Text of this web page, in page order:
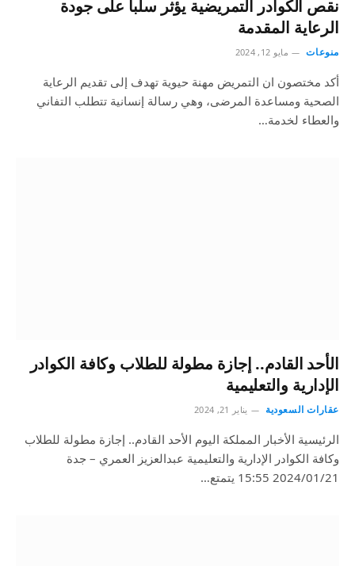
نقص الكوادر التمريضية يؤثر سلباً على جودة
الرعاية المقدمة
منوعات مايو 12, 2024
أكد مختصون ان التمريض مهنة حيوية تهدف إلى تقديم الرعاية
الصحية ومساعدة المرضى، وهي رسالة إنسانية تتطلب التفاني
والعطاء لخدمة…
الأحد القادم.. إجازة مطولة للطلاب وكافة الكوادر
الإدارية والتعليمية
عقارات السعودية يناير 21, 2024
الرئيسية الأخبار المملكة اليوم الأحد القادم.. إجازة مطولة للطلاب
وكافة الكوادر الإدارية والتعليمية عبدالعزيز العمري – جدة
2024/01/21 15:55 يتمتع…